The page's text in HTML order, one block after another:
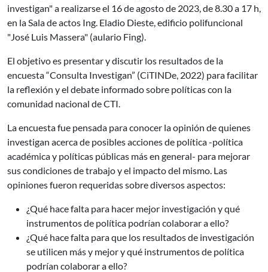
investigan" a realizarse el 16 de agosto de 2023, de 8.30 a 17 h,
en la Sala de actos Ing. Eladio Dieste, edificio polifuncional
"José Luis Massera" (aulario Fing).
El objetivo es presentar y discutir los resultados de la
encuesta “Consulta Investigan” (CiTINDe, 2022) para facilitar
la reflexión y el debate informado sobre políticas con la
comunidad nacional de CTI.
La encuesta fue pensada para conocer la opinión de quienes
investigan acerca de posibles acciones de política -política
académica y políticas públicas más en general- para mejorar
sus condiciones de trabajo y el impacto del mismo. Las
opiniones fueron requeridas sobre diversos aspectos:
¿Qué hace falta para hacer mejor investigación y qué
instrumentos de política podrían colaborar a ello?
¿Qué hace falta para que los resultados de investigación
se utilicen más y mejor y qué instrumentos de política
podrían colaborar a ello?